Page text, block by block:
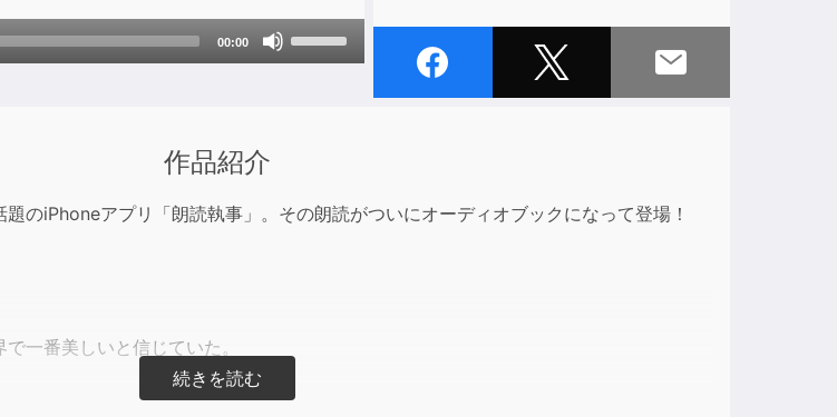
00:00
decrease
作品紹介
のiPhoneアプリ「朗読執事」。その朗読がついにオーディオブックになって登場！
一番美しいと信じていた。
番美しい女性は誰か」と聞いた。